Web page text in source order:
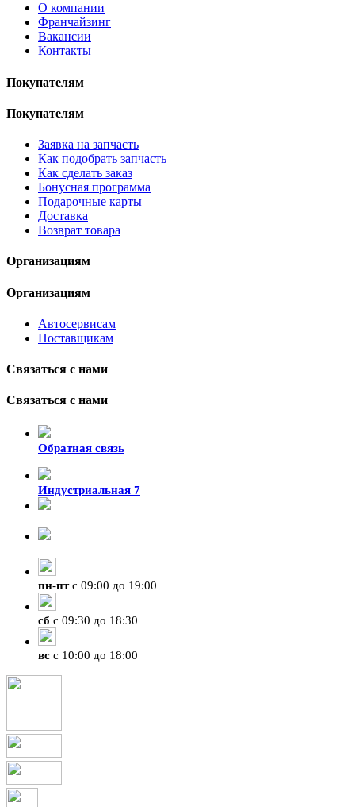
О компании
Франчайзинг
Вакансии
Контакты
Покупателям
Покупателям
Заявка на запчасть
Как подобрать запчасть
Как сделать заказ
Бонусная программа
Подарочные карты
Доставка
Возврат товара
Организациям
Организациям
Автосервисам
Поставщикам
Связаться с нами
Связаться с нами
Обратная связь
Индустриальная 7
пн-птс 09:00 до 19:00
сб с 09:30 до 18:30
вс с 10:00 до 18:00